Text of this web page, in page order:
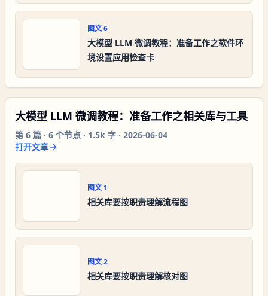
图文6
大模型 LLM 微调教程：准备工作之软件环
境设置应用检查卡
大模型 LLM 微调教程：准备工作之相关库与工具
第 6 篇 · 6 个节点 · 1.5k 字 · 2026-06-04
打开文章
图文 1
相关库要按职责理解流程图
图文2
相关库要按职责理解核对图